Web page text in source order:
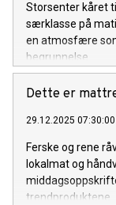
Storsenter kåret
særklasse på
en atmosfære
begrunnelse.
Dette er
29.12.2025 07:30:00
Ferske og rene
lokalmat og
trendproduktene.